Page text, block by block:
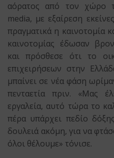
αόρατος από τον χώρο
media, με εξαίρεση
πραγματικά η καινοτομία
καινοτομίας έδωσαν
και πρόσθεσε ότι το
επιχειρήσεων στην
μπαίνει σε νέα φάση
πενταετία πριν. «Μας
εργαλεία, αυτό τώρα το
πέρα υπάρχει πεδίο
δουλειά ακόμη, για να
όλοι θέλουμε» τόνισε.